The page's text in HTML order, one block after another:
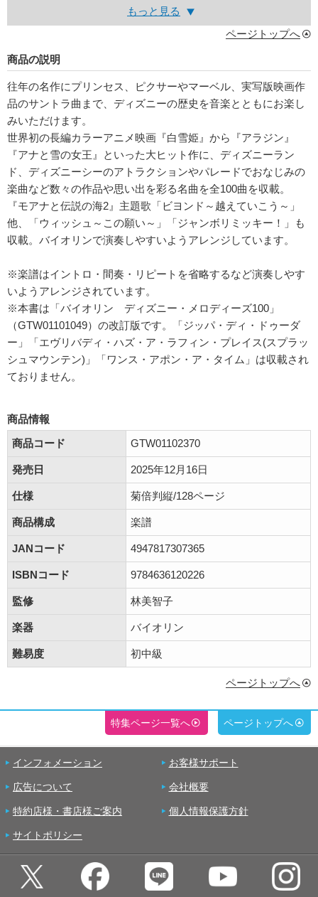
もっと見る
ページトップへ
商品の説明
往年の名作にプリンセス、ピクサーやマーベル、実写版映画作
品のサントラ曲まで、ディズニーの歴史を音楽とともにお楽し
みいただけます。
世界初の長編カラーアニメ映画『白雪姫』から『アラジン』
『アナと雪の女王』といった大ヒット作に、ディズニーラン
ド、ディズニーシーのアトラクションやパレードでおなじみの
楽曲など数々の作品や思い出を彩る名曲を全100曲を収載。
『モアナと伝説の海2』主題歌「ビヨンド～越えていこう～」
他、「ウィッシュ～この願い～」「ジャンボリミッキー！」も
収載。バイオリンで演奏しやすいようアレンジしています。
※楽譜はイントロ・間奏・リピートを省略するなど演奏しやす
いようアレンジされています。
※本書は「バイオリン ディズニー・メロディーズ100」
（GTW01101049）の改訂版です。「ジッパ・ディ・ドゥーダ
ー」「エヴリバディ・ハズ・ア・ラフィン・プレイス(スプラッ
シュマウンテン)」「ワンス・アポン・ア・タイム」は収載され
ておりません。
商品情報
商品コード
GTW01102370
発売日 2025年12月16日
仕様 菊倍判縦/128ページ
商品構成 楽譜
JANコード 4947817307365
ISBNコード 9784636120226
監修 林美智子
楽器 バイオリン
難易度 初中級
ページトップへ
特集ページ一覧へ ページトップへ
インフォメーション お客様サポート
広告について 会社概要
特約店様・書店様ご案内 個人情報保護方針
サイトポリシー